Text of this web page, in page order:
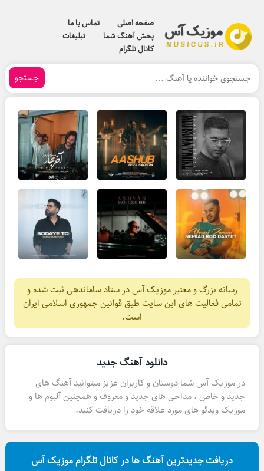
صفحه اصلی
تماس با ما
پخش آهنگ شما
تبلیغات
کانال تلگرام
جستجو
رسانه بزرگ و معتبر موزیک آس در ستاد ساماندهی ثبت شده و
تمامی فعالیت های این سایت طبق قوانین جمهوری اسلامی ایران
است.
دانلود آهنگ جدید
در موزیک آس شما دوستان و کاربران عزیز میتوانید آهنگ های
جدید و خاص ، مداحی های جدید و معروف و همچنین آلبوم ها و
موزیک ویدئو های مورد علاقه خود را دریافت کنید.
دریافت جدیدترین آهنگ ها در کانال تلگرام موزیک آس